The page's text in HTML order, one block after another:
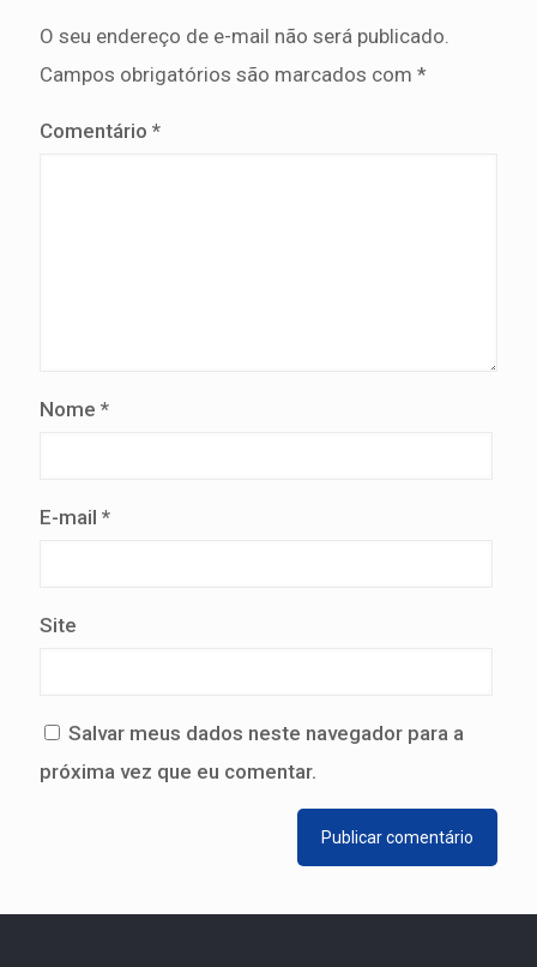
O seu endereço de e-mail não será publicado.
Campos obrigatórios são marcados com *
Comentário *
Nome *
E-mail *
Site
Salvar meus dados neste navegador para a
próxima vez que eu comentar.